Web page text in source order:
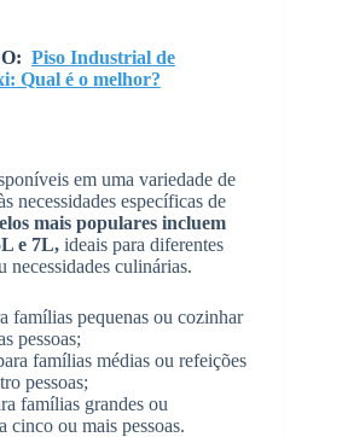
Piso Industrial de
Qual é o melhor?
em uma variedade de
necessidades específicas de
mais populares incluem
e 7L, ideais para diferentes
necessidades culinárias.
famílias pequenas ou cozinhar
pessoas;
famílias médias ou refeições
pessoas;
famílias grandes ou
cinco ou mais pessoas.